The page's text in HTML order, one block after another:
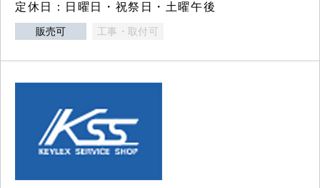
定休日：日曜日・祝祭日・土曜午後
販売可 工事・取付可